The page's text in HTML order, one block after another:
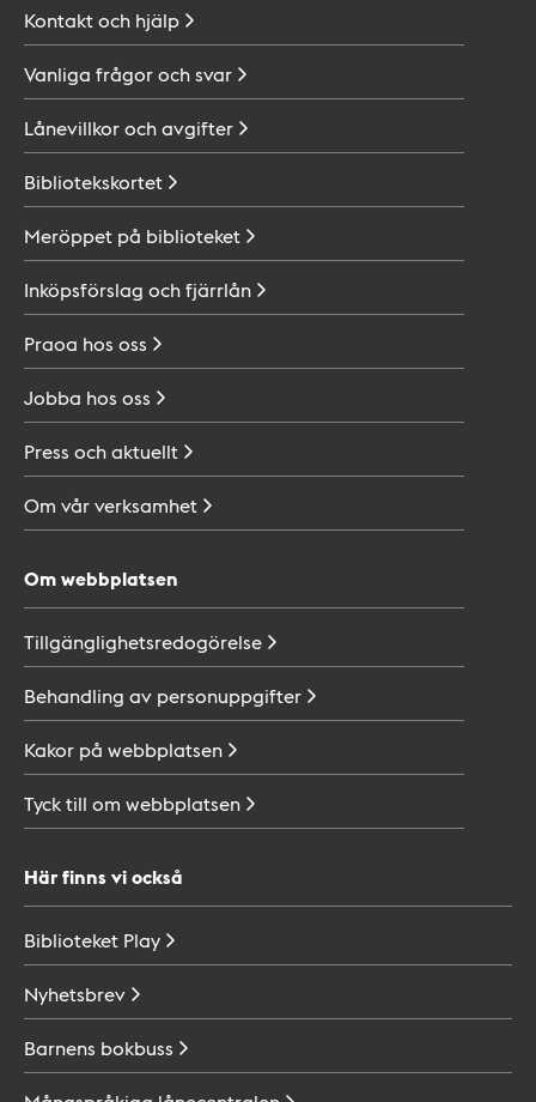
Kontakt och hjälp
Vanliga frågor ochsvar
Lånevillkor ochavgifter
Bibliotekskortet
Meröppet på biblioteket
Inköpsförslag ochfjärrlån
Praoa hos oss
Jobba hos oss
Press ochaktuellt
Om vårverksamhet
Om webbplatsen
Tillgänglighetsredogörelse
Behandling av personuppgifter
Kakor på webbplatsen
Tyck till om webbplatsen
Här finns vi också
Biblioteket Play
Nyhetsbrev
Barnens bokbuss